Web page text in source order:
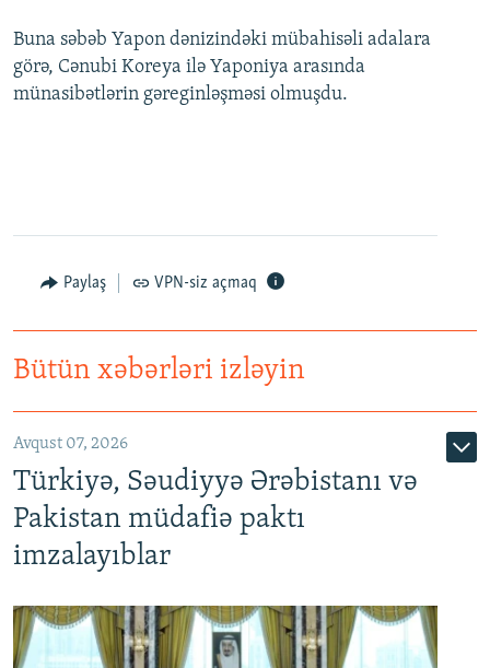
Buna səbəb Yapon dənizindəki mübahisəli adalara
görə, Cənubi Koreya ilə Yaponiya arasında
münasibətlərin gəreginləşməsi olmuşdu.
Paylaş VPN-siz açmaq
Bütün xəbərləri izləyin
Avqust 07, 2026
Türkiyə, Səudiyyə Ərəbistanı və
Pakistan müdafiə paktı
imzalayıblar